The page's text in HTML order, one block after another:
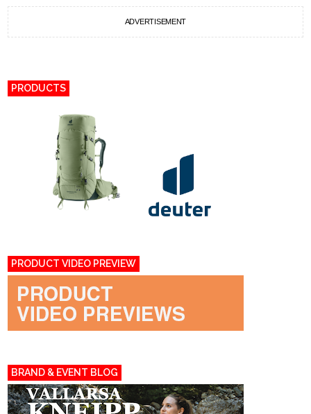
ADVERTISEMENT
PRODUCTS
PRODUCT VIDEO PREVIEW
BRAND & EVENT BLOG